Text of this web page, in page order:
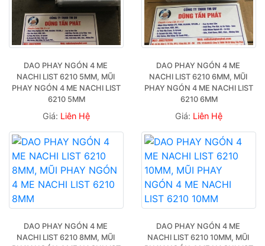
DAO PHAY NGÓN 4 ME
NACHI LIST 6210 5MM, MŨI
PHAY NGÓN 4 ME NACHI LIST
6210 5MM
Giá: Liên Hệ
DAO PHAY NGÓN 4 ME
NACHI LIST 6210 6MM, MŨI
PHAY NGÓN 4 ME NACHI LIST
6210 6MM
Giá: Liên Hệ
DAO PHAY NGÓN 4 ME
NACHI LIST 6210 8MM, MŨI
DAO PHAY NGÓN 4 ME
NACHI LIST 6210 10MM, MŨI